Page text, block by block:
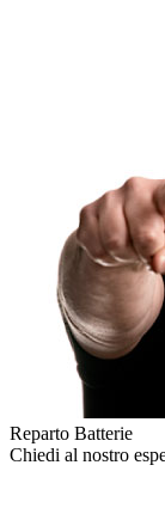
Reparto Batterie
Chiedi al nostro